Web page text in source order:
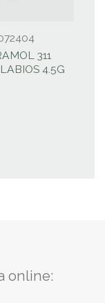
311
4.5G
online: